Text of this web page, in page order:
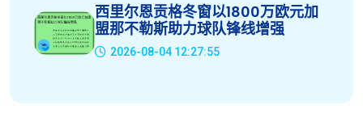
西里尔恩贡格冬窗以1800万欧元加
盟那不勒斯助力球队锋线增强
2026-08-04 12:27:55